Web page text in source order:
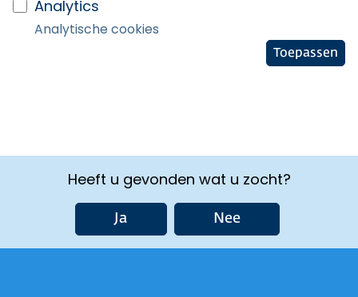
Analytics
Analytische cookies
Toepassen
Heeft u gevonden wat u zocht?
Ja Nee